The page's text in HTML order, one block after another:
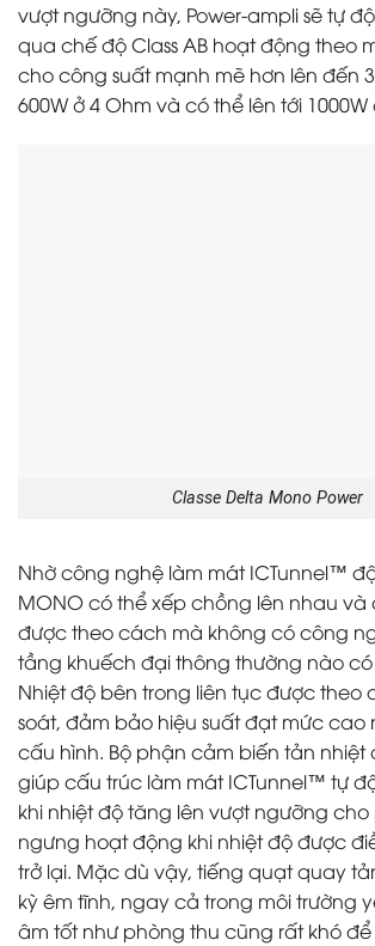
vượt ngưỡng này, Power-ampli sẽ tự
qua chế độ Class AB hoạt động theo
cho công suất mạnh mẽ hơn lên đến
600W ở 4 Ohm và có thể lên tới 1000W
Classe Delta Mono Power
Nhờ công nghệ làm mát ICTunnel™
MONO có thể xếp chồng lên nhau
được theo cách mà không có công
tầng khuếch đại thông thường nào
Nhiệt độ bên trong liên tục được theo
soát, đảm bảo hiệu suất đạt mức cao
cấu hình. Bộ phận cảm biến tản nhiệt
giúp cấu trúc làm mát ICTunnel™ tự
khi nhiệt độ tăng lên vượt ngưỡng
ngưng hoạt động khi nhiệt độ được
trở lại. Mặc dù vậy, tiếng quạt quay
kỳ êm tĩnh, ngay cả trong môi trường
âm tốt như phòng thu cũng rất khó